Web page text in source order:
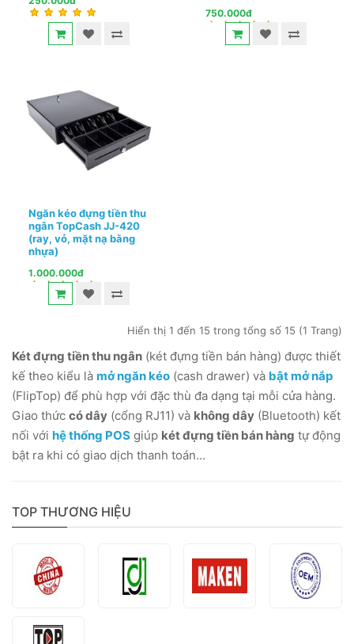
750.000đ
Ngăn kéo đựng tiền thu
ngân TopCash JJ-420
(ray, vỏ, mặt nạ bằng
nhựa)
1.000.000đ
Hiển thị 1 đến 15 trong tổng số 15 (1 Trang)
Két đựng tiền thu ngân (két đựng tiền bán hàng) được thiết
kế theo kiểu là mở ngăn kéo (cash drawer) và bật mở nắp
(FlipTop) để phù hợp với đặc thù đa dạng tại mỗi cửa hàng.
Giao thức có dây (cổng RJ11) và không dây (Bluetooth) kết
nối với hệ thống POS giúp két đựng tiền bán hàng tự động
bật ra khi có giao dịch thanh toán...
TOP THƯƠNG HIỆU